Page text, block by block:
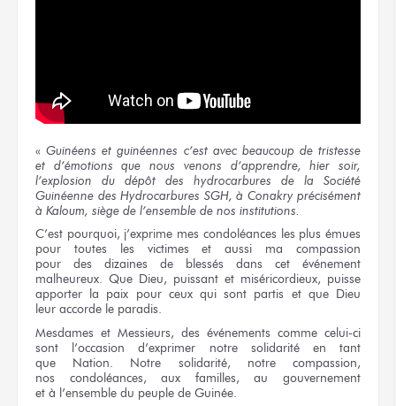
«Guinéenset guinéennes c’est avec beaucoup de tristesse
et d’émotions que nous venons d’apprendre,hier soir,
l’explosion du dépôt des hydrocarbures
de la Société
Guinéenne des Hydrocarbures SGH, à Conakryprécisément
à Kaloum, siège de l’ensemble de nos institutions.
C’est pourquoi, j’exprime mes condoléances les plus émues
pour toutes
les victimes et aussi
ma compassion
pour des dizaines
de blessés
dans cet événement
malheureux. Que Dieu, puissant et miséricordieux, puisse
apporter la paix pour ceux qui sont partis et que Dieu
leur accorde le paradis.
Mesdames et Messieurs, des événements comme celui-ci
sont l’occasion d’exprimer notre solidarité
en tant
que Nation.
Notre solidarité,
notre compassion,
nos condoléances,
aux familles,
au gouvernement
et à l’ensemble du peuple de Guinée.